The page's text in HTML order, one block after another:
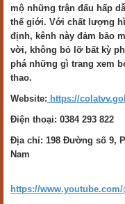
mộ những trận đấu hấp
thế giới. Với chất lượng
định, kênh này đảm bảo
vời, không bỏ lỡ bất kỳ
phá những gì trang xem
thao.
Website: https://
Điện thoại: 0384 293 822
Địa chỉ: 198 Đường số 9,
Nam
https://